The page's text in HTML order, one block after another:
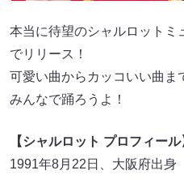
本当に待望のシャルロットミ
でリリース！
可愛い曲からカッコいい曲ま
みんなで踊ろうよ！
【シャルロット プロフィール
1991年8月22日、大阪府出身